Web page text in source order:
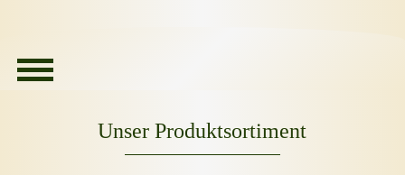
Unser Produktsortiment